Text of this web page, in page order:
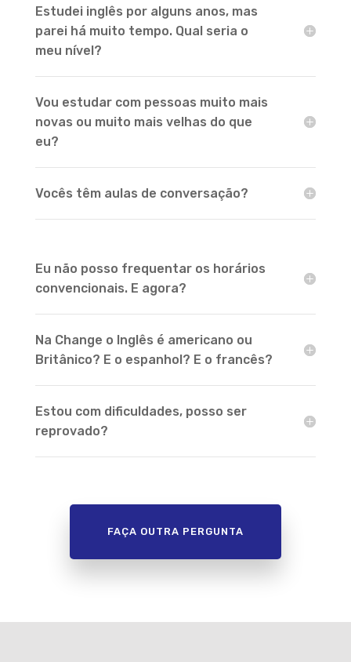
Estudei inglês por alguns anos, mas
parei há muito tempo. Qual seria o
meu nível?
Vou estudar com pessoas muito mais
novas ou muito mais velhas do que
eu?
Vocês têm aulas de conversação?
Eu não posso frequentar os horários
convencionais. E agora?
Na Change o Inglês é americano ou
Britânico? E o espanhol? E o francês?
Estou com dificuldades, posso ser
reprovado?
FAÇA OUTRA PERGUNTA